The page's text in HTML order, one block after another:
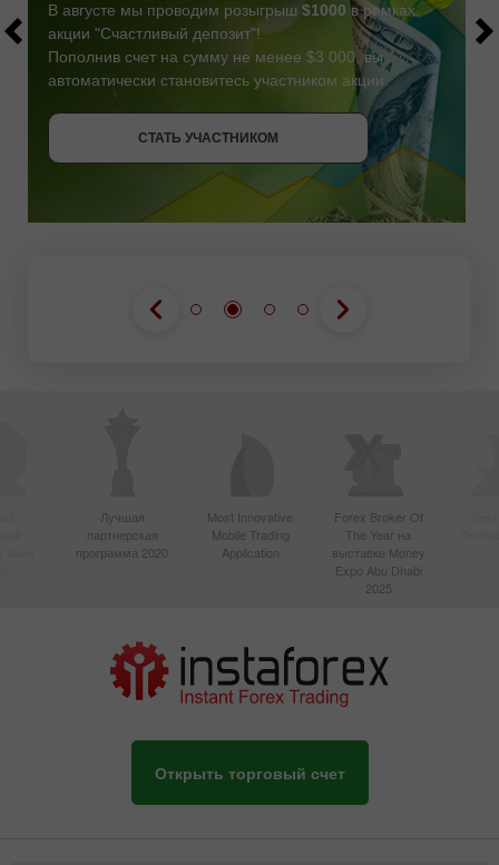
СТАТЬ УЧАСТНИКОМ
В августе мы проводим розыгрыш $1000 в рамках
акции "Счастливый депозит"!
Пополнив счет на сумму не менее $3 000, вы
автоматически становитесь участником акции.
СТАТЬ УЧАСТНИКОМ
ПОЛУЧИТЬ БОНУС
Лучшая
партнерская
программа 2020
Most Innovative
Mobile Trading
Application
Forex Broker Of
The Year на
выставке Money
Expo Abu Dhabi
2025
Открыть торговый счет